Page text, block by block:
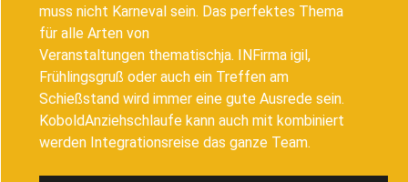
muss nicht Karneval sein. Dasperfektes Thema
füralle Arten von
Veranstaltungen thematischja. IN Firma igil,
Frühlingsgruß oder auch ein Treffen am
Schießstand wird immer eine gute Ausrede sein.
KoboldAnziehschlaufe kann auch mit kombiniert
werden Integrationsreise das ganze Team.